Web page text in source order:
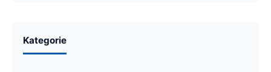
Kategorie